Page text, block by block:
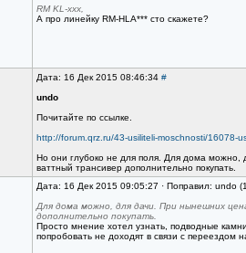
RM KL-ххх,
А про линейку RM-HLA*** сто скажете?
Дата: 16 Дек 2015 08:46:34 #
undo
Почитайте по ссылке.
http://forum.qrz.ru/43-usiliteli-moschnosti/16078-
Но они глубоко не для поля. Для дома можно,
ваттный трансивер дополнительно покупать.
Дата: 16 Дек 2015 09:05:27 · Поправил: undo
Для дома можно, для дачи. При нынешних
дополнительно покупать.
Просто мнение хотел узнать, подводные
попробовать не доходят в связи с переездом